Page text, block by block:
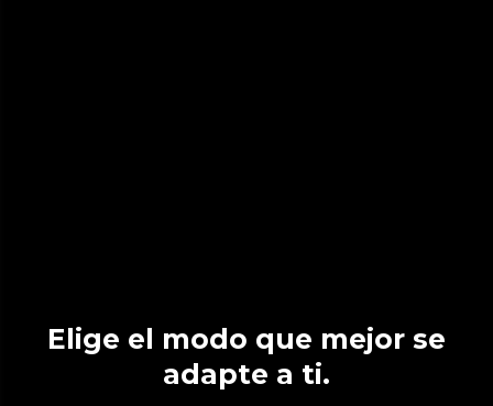
Elige el modo que mejor se
adapte a ti.